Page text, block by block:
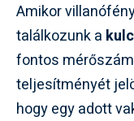
Amikor
találkozunk a
fontos
teljesítményét
hogy egy adott